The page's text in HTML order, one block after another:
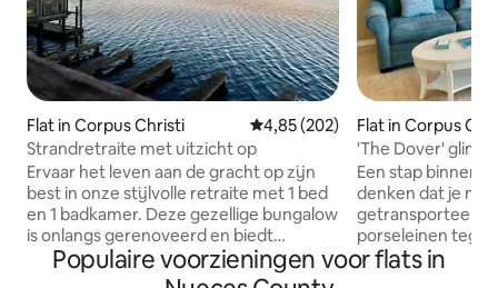
Flat in Corpus Christi Gemiddelde beoordeling van
4,85 (202)
Strandretraite met uitzicht op
Ervaar het leven aan de gracht op zijn
best in onze stijlvolle retraite met 1 bed
en 1 badkamer. Deze gezellige bungalow
is onlangs gerenoveerd en biedt
comfortabel plaats aan vier personen
met een kingsize bed in Californië en
Flat in Corpus
'The Dover'
in resortstijl in zee
Een stap binnen
denken dat je
getransporteerd
porseleinen
inrichting, naar
Populaire voorzieningen voor flats in